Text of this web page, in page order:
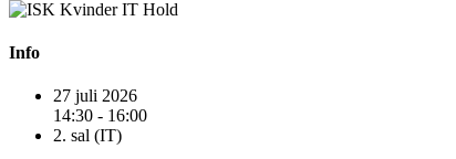
Info
27 juli 2026
14:30 - 16:00
2. sal (IT)